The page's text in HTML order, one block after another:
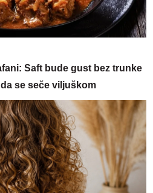
Saft bude gust bez trunke
se seče viljuškom